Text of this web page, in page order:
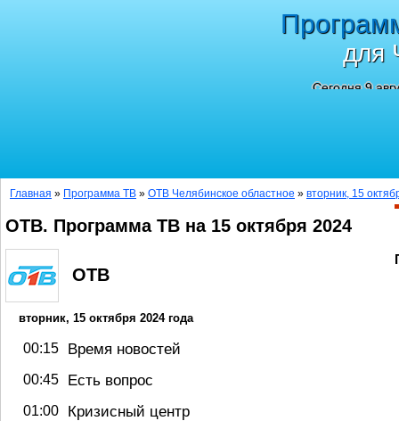
для
Сегодня 9
Главная » Программа ТВ » ОТВ Челябинское областное » вторник, 15
ОТВ. Программа ТВ на 15 октября 2024
ОТВ
вторник, 15 октября 2024 года
00:15 Время новостей
00:45 Есть вопрос
01:00 Кризисный центр